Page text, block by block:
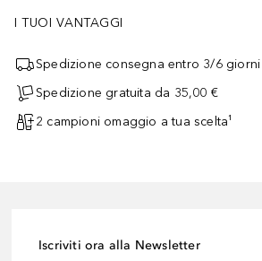
I TUOI VANTAGGI
Spedizione consegna entro 3/6 giorni
Spedizione gratuita da 35,00 €
2 campioni omaggio a tua scelta¹
Iscriviti ora alla Newsletter